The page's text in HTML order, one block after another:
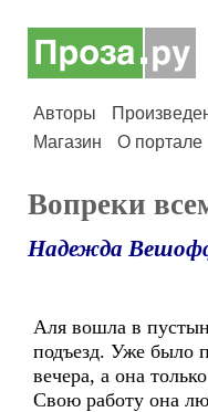
Авторы
Магазин
О портале
Вопреки
Надежда
Аля вошла в
подъезд. Уже было
вечера, а она
Свою работу она